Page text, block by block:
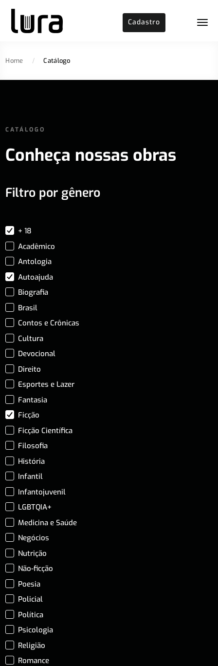
Cadastro
Home / Catálogo
CATÁLOGO
Conheça nossas obras
Filtro por gênero
+ 18
Acadêmico
Antologia
Autoajuda
Biografia
Brasil
Contos e Crônicas
Cultura
Devocional
Direito
Esportes e Lazer
Fantasia
Ficção
Ficção Científica
Filosofia
História
Infantil
Infantojuvenil
LGBTQIA+
Medicina e Saúde
Negócios
Nutrição
Não-ficção
Poesia
Policial
Política
Psicologia
Religião
Romance